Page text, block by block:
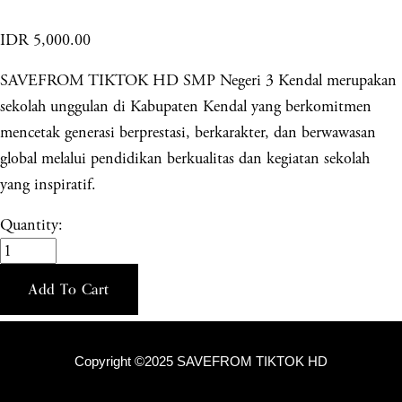
IDR 5,000.00
SAVEFROM TIKTOK HD SMP Negeri 3 Kendal merupakan
sekolah unggulan di Kabupaten Kendal yang berkomitmen
mencetak generasi berprestasi, berkarakter, dan berwawasan
global melalui pendidikan berkualitas dan kegiatan sekolah
yang inspiratif.
Quantity:
Add To Cart
Copyright ©2025 SAVEFROM TIKTOK HD